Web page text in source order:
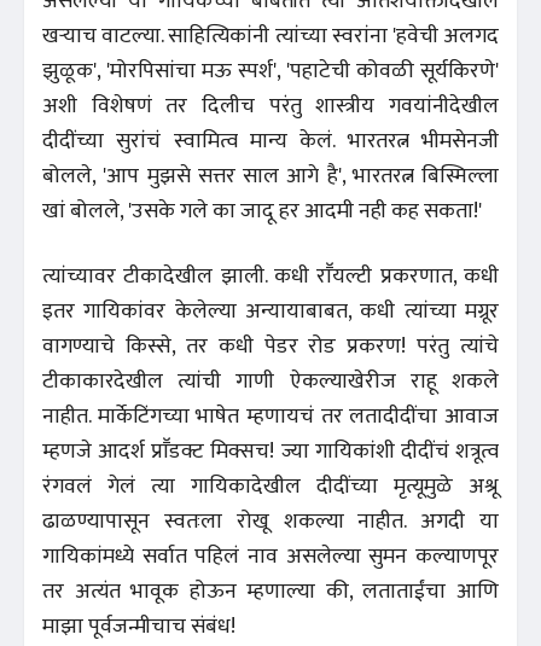
खऱ्याच वाटल्या. साहित्यिकांनी त्यांच्या स्वरांना 'हवेची अलगद
झुळूक', 'मोरपिसांचा मऊ स्पर्श', 'पहाटेची कोवळी सूर्यकिरणे'
अशी विशेषणं तर दिलीच परंतु शास्त्रीय गवयांनीदेखील
दीदींच्या सुरांचं स्वामित्व मान्य केलं. भारतरत्न भीमसेनजी
बोलले, 'आप मुझसे सत्तर साल आगे है', भारतरत्न बिस्मिल्ला
खां बोलले, 'उसके गले का जादू हर आदमी नही कह सकता!'
त्यांच्यावर टीकादेखील झाली. कधी राॕयल्टी प्रकरणात, कधी
इतर गायिकांवर केलेल्या अन्यायाबाबत, कधी त्यांच्या मग्रूर
वागण्याचे किस्से, तर कधी पेडर रोड प्रकरण! परंतु त्यांचे
टीकाकारदेखील त्यांची गाणी ऐकल्याखेरीज राहू शकले
नाहीत. मार्केटिंगच्या भाषेत म्हणायचं तर लतादीदींचा आवाज
म्हणजे आदर्श प्राॕडक्ट मिक्सच! ज्या गायिकांशी दीदींचं शत्रूत्व
रंगवलं गेलं त्या गायिकादेखील दीदींच्या मृत्यूमुळे अश्रू
ढाळण्यापासून स्वतःला रोखू शकल्या नाहीत. अगदी या
गायिकांमध्ये सर्वात पहिलं नाव असलेल्या सुमन कल्याणपूर
तर अत्यंत भावूक होऊन म्हणाल्या की, लताताईंचा आणि
माझा पूर्वजन्मीचाच संबंध!